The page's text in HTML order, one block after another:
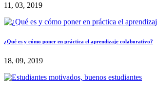
11, 03, 2019
¿Qué es y cómo poner en práctica el aprendizaje colaborativo?
18, 09, 2019